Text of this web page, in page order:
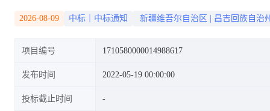
2026-08-09 中标｜中标通知 新疆维吾尔自治区 昌吉回族自治
项目编号 1710580000014988617
发布时间 2022-05-19 00:00:00
投标截止时间